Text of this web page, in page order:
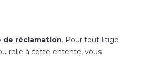
de réclamation. Pour tout litige
relié à cette entente, vous